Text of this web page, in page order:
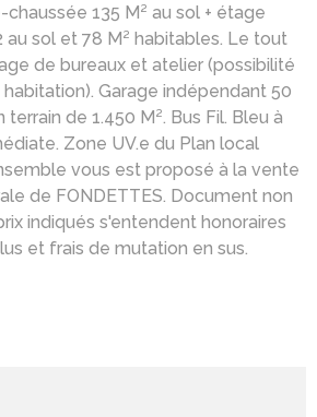
135 M² au sol + étage
au sol et 78 M² habitables. Le tout
de bureaux et atelier (possibilité
Garage indépendant 50
terrain de 1.450 M². Bus Fil. Bleu à
Zone UV.e du Plan local
vous est proposé à la vente
de FONDETTES. Document non
indiqués s'entendent honoraires
et frais de mutation en sus.